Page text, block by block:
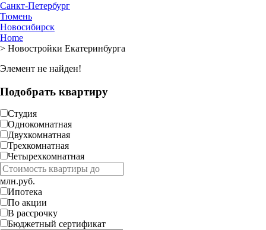
Санкт-Петербург
Тюмень
Новосибирск
Home
> Новостройки Екатеринбурга
Элемент не найден!
Подобрать квартиру
Студия
Однокомнатная
Двухкомнатная
Трехкомнатная
Четырехкомнатная
млн.руб.
Ипотека
По акции
В рассрочку
Бюджетный сертификат